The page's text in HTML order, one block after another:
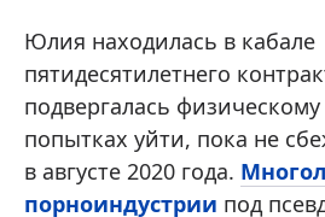
Юлия находилась в кабале
пятидесятилетнего
подвергалась
попытках уйти, пока не
в августе 2020 года.
порноиндустрии под